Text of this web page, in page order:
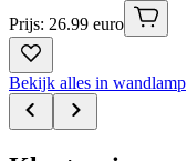
Prijs: 26.99 euro
Bekijk alles in wandlamp